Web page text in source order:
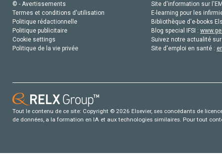
© - Avertissements
Termes et conditions d'utilisation
Politique rédactionnelle
Politique publicitaire
Cookie settings
Politique de la vie privée
Site d'information sur
E-learning pour les
Bibliothèque d'e-books
Blog special IFSI :
Suivez notre actualité
Site d'emploi en santé :
Tout le contenu de ce site: Copyright © 2026 Elsevier, ses concédants de
de données, a la formation en IA et aux technologies similaires. Pour tout